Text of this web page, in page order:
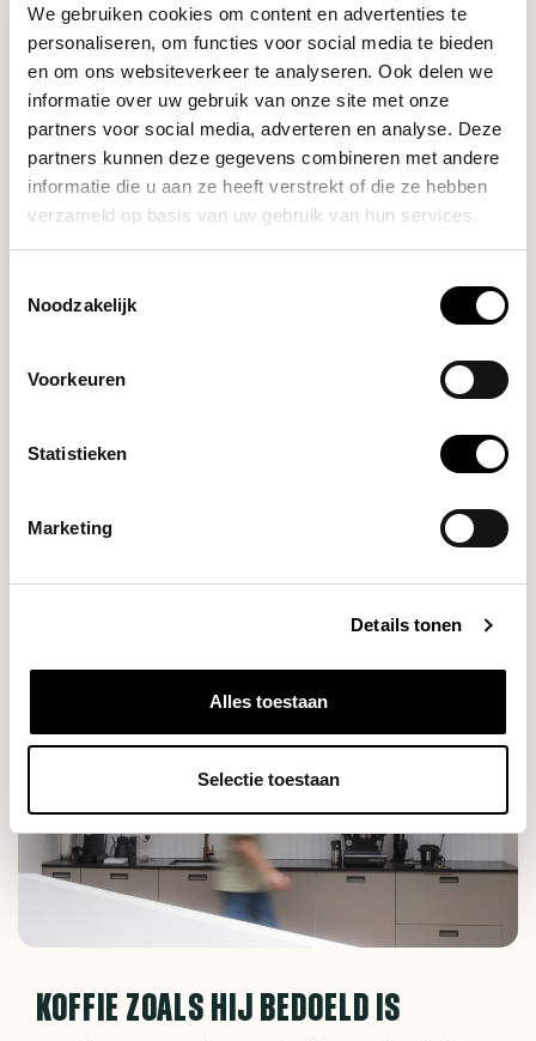
We gebruiken cookies om content en advertenties te
personaliseren, om functies voor social media te bieden
en om ons websiteverkeer te analyseren. Ook delen we
informatie over uw gebruik van onze site met onze
partners voor social media, adverteren en analyse. Deze
partners kunnen deze gegevens combineren met andere
informatie die u aan ze heeft verstrekt of die ze hebben
verzameld op basis van uw gebruik van hun services.
Noodzakelijk
Voorkeuren
Statistieken
Marketing
Details tonen
Alles toestaan
Selectie toestaan
BARISTA CLOTH SET
Rhinowares barista cloth set for
KOFFIE ZOALS HIJ BEDOELD IS